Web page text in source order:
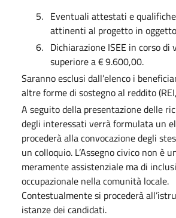
5. Eventuali attestati e
attinenti al progetto in
6. Dichiarazione ISEE in corso di
superiore a €9.600,00.
Saranno esclusi dall’elenco i
altre forme di sostegno al reddito
A seguito della presentazione delle
degli interessati verrà formulata un
procederà alla convocazione degli
un colloquio. L’Assegno civico non è
meramente assistenziale ma di
occupazionale nella comunità locale.
Contestualmente si procederà
istanze dei candidati.